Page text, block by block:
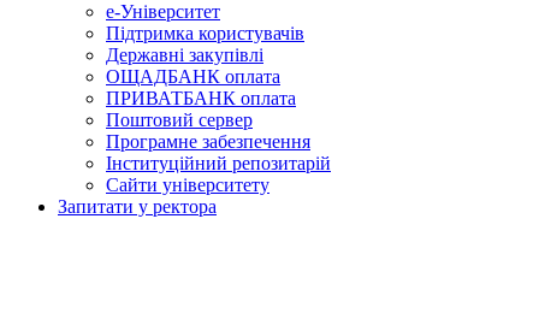
е-Університет
Підтримка користувачів
Державні закупівлі
ОЩАДБАНК оплата
ПРИВАТБАНК оплата
Поштовий сервер
Програмне забезпечення
Інституційний репозитарій
Сайти університету
Запитати у ректора